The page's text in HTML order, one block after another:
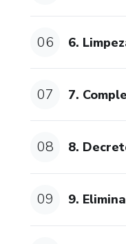
06 6.
07 7.
08 8.
09 9.